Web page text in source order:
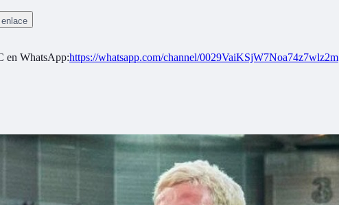
en WhatsApp:https://whatsapp.com/channel/0029VaiKSjW7Noa74z7wlz2m